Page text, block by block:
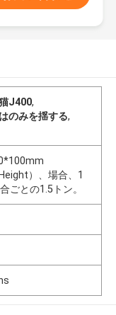
J400,
のみを揺する,
）、場合、1
ごとの1.5トン。